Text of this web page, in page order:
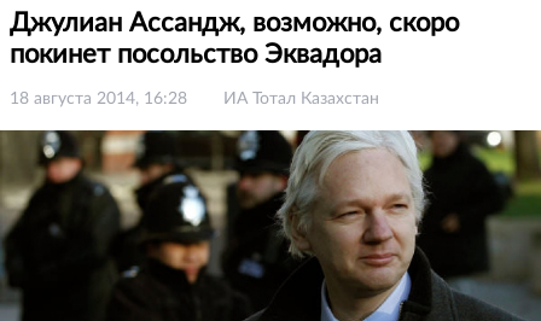
Джулиан Ассандж, возможно, скоро
покинет посольство Эквадора
18 августа 2014, 16:28 ИА Тотал Казахстан